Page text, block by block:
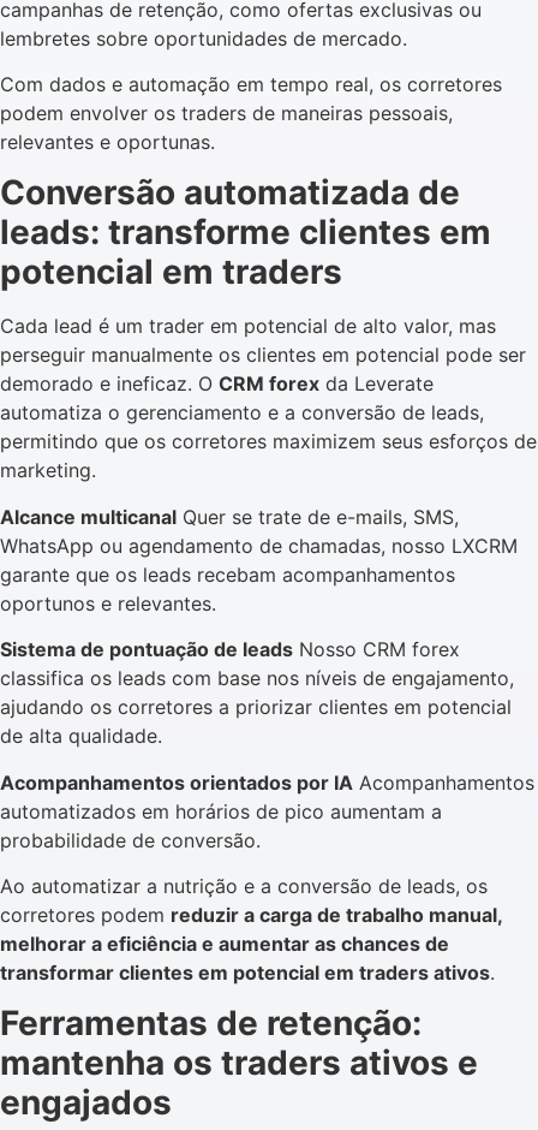
campanhas de retenção, como ofertas exclusivas ou
lembretes sobre oportunidades de mercado.
Com dados e automação em tempo real, os corretores
podem envolver os traders de maneiras pessoais,
relevantes e oportunas.
Conversão automatizada de
leads: transforme clientes em
potencial em traders
Cada lead é um trader em potencial de alto valor, mas
perseguir manualmente os clientes em potencial pode ser
demorado e ineficaz. O CRM forex da Leverate
automatiza o gerenciamento e a conversão de leads,
permitindo que os corretores maximizem seus esforços de
marketing.
Alcance multicanal Quer se trate de e-mails, SMS,
WhatsApp ou agendamento de chamadas, nosso LXCRM
garante que os leads recebam acompanhamentos
oportunos e relevantes.
Sistema de pontuação de leads Nosso CRM forex
classifica os leads com base nos níveis de engajamento,
ajudando os corretores a priorizar clientes em potencial
de alta qualidade.
Acompanhamentos orientados por IA Acompanhamentos
automatizados em horários de pico aumentam a
probabilidade de conversão.
Ao automatizar a nutrição e a conversão de leads, os
corretores podem reduzir a carga de trabalho manual,
melhorar a eficiência e aumentar as chances de
transformar clientes em potencial em traders ativos.
Ferramentas de retenção:
mantenha os traders ativos e
engajados